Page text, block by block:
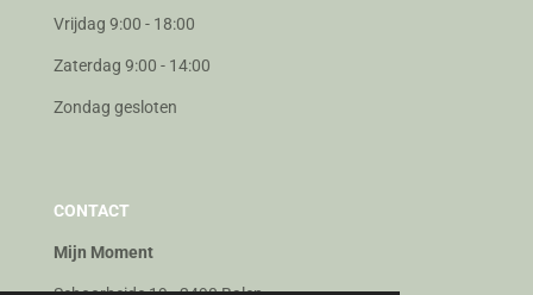
Vrijdag 9:00 - 18:00
Zaterdag 9:00 - 14:00
Zondag gesloten
CONTACT
Mijn Moment